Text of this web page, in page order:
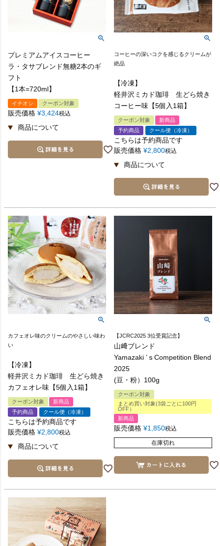
プレミアムアイスコーヒー
ラ・タサブレンド無糖2本のギ
フト
【1本=720ml】
イチオシ クーポン対象
販売価格 ¥3,424税込
コーヒーの深いコクを感じるクリームが
絶品
【冷凍】
軽井沢ミカド珈琲 生どら焼き
コーヒー味【5個入1箱】
クーポン対象
新商品
予約商品
クール便（冷凍）
こちらは予約商品です
販売価格 ¥2,800税込
カフェオレ味のクリームのやさしい味わ
い
【冷凍】
軽井沢ミカド珈琲 生どら焼き
カフェオレ味【5個入1箱】
クーポン対象
新商品
予約商品
クール便（冷凍）
こちらは予約商品です
販売価格 ¥2,800税込
【JCRC2025 3位受賞記念】
山﨑ブレンド
Yamazaki ’ｓCompetition Blend
2025
(豆・粉）100g
クーポン対象
まとめ買い対象(3袋ごとに100円
OFF）
新商品
販売価格 ¥1,850税込
在庫切れ